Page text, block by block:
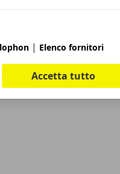
| Elenco fornitori
Accetta tutto